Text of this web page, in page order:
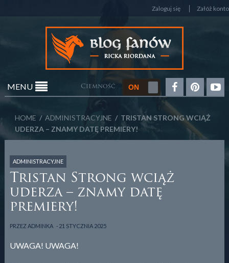
Zaloguj się Załóż konto
Ciemność
MENU
HOME / ADMINISTRACYJNE / TRISTAN STRONG WCIĄŻ
UDERZA – ZNAMY DATĘ PREMIERY!
ADMINISTRACYJNE
Tristan Strong wciąż
uderza – znamy datę
premiery!
PRZEZADMINKA 21 STYCZNIA 2025
UWAGA! UWAGA!